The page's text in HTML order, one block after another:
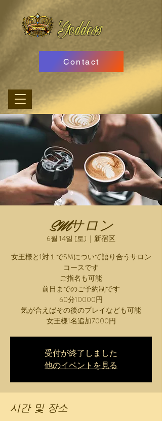
Goddess
Contact
SMサロン
6월 14일 (토)
  |
新宿区
女王様と1対１でSMについて語り合うサロン
コースです
ご指名も可能
前日までのご予約制です
60分10000円
気が合えばその後のプレイなども可能
女王様1名追加7000円
受付が終了しました
他のイベントを見る
시간 및 장소